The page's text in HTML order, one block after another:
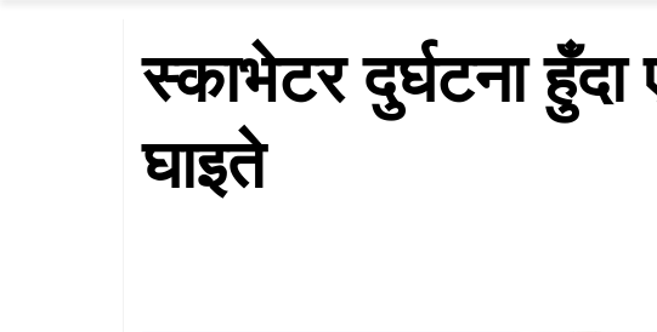
स्काभेटर दुर्घटना
घाइते